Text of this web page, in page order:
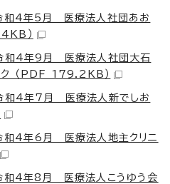
4年5月 医療法人社団あお
）
和4年9月 医療法人社団大石
ク （PDF 179.2KB）
4年7月 医療法人新でしお
4年6月 医療法人地主クリニ
4年8月 医療法人こうゆう会